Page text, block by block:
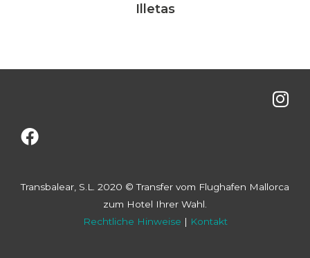
Illetas
Transbalear, S.L. 2020 © Transfer vom Flughafen Mallorca
zum Hotel Ihrer Wahl.
Rechtliche Hinweise | Kontakt